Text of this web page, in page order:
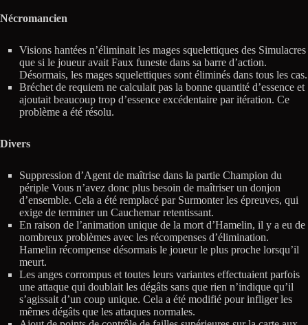
Nécromancien
Visions hantées n’éliminait les mages squelettiques des Simulacres
que si le joueur avait Faux funeste dans sa barre d’action.
Désormais, les mages squelettiques sont éliminés dans tous les cas.
Bréchet de requiem ne calculait pas la bonne quantité d’essence et
ajoutait beaucoup trop d’essence excédentaire par itération. Ce
problème a été résolu.
Divers
Suppression d’Agent de maîtrise dans la partie Champion du
périple Vous n’avez donc plus besoin de maîtriser un donjon
d’ensemble. Cela a été remplacé par Surmonter les épreuves, qui
exige de terminer un Cauchemar retentissant.
En raison de l’animation unique de la mort d’Hamelin, il y a eu de
nombreux problèmes avec les récompenses d’élimination.
Hamelin récompense désormais le joueur le plus proche lorsqu’il
meurt.
Les anges corrompus et toutes leurs variantes effectuaient parfois
une attaque qui doublait les dégâts sans que rien n’indique qu’il
s’agissait d’un coup unique. Cela a été modifié pour infliger les
mêmes dégâts que les attaques normales.